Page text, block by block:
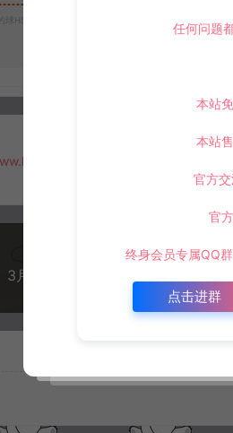
球H5】3月最新整理Linux手工服务端+Win一键服务端+
下一篇：
任何问题
本站
本站
官方
官
终身会员专属QQ
点击进群